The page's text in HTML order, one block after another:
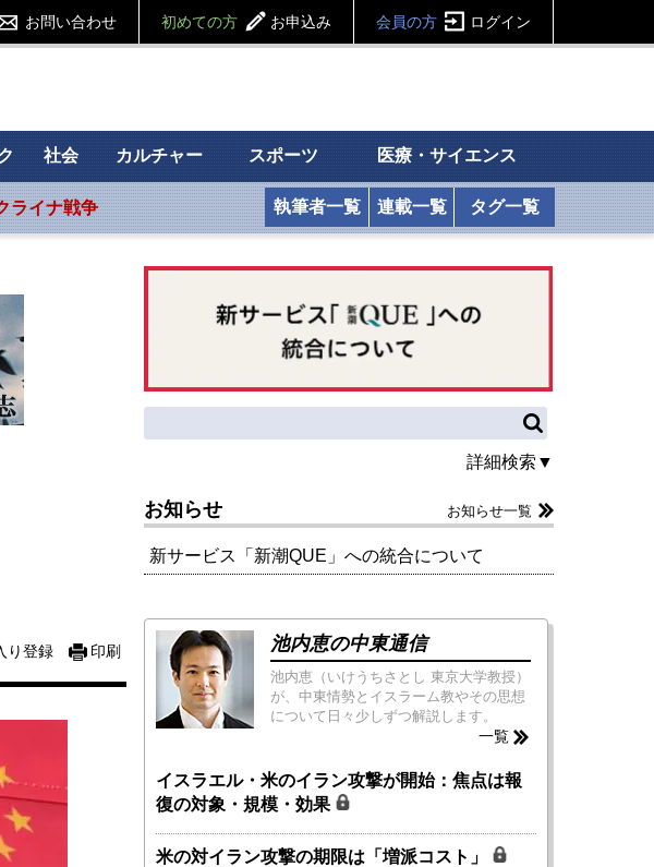
お問い合わせ 初めての方 お申込み 会員の方 ログイン
社会 カルチャー スポーツ 医療・サイエンス
ライナ戦争 執筆者一覧 連載一覧 タグ一覧
り登録 印刷
詳細検索▼
お知らせ お知らせ一覧
新サービス「新潮QUE」への統合について
池内恵の中東通信
池内恵（いけうちさとし 東京大学教授）
が、中東情勢とイスラーム教やその思想
について日々少しずつ解説します。
一覧
イスラエル・米のイラン攻撃が開始：焦点は報
復の対象・規模・効果
米の対イラン攻撃の期限は「増派コスト」